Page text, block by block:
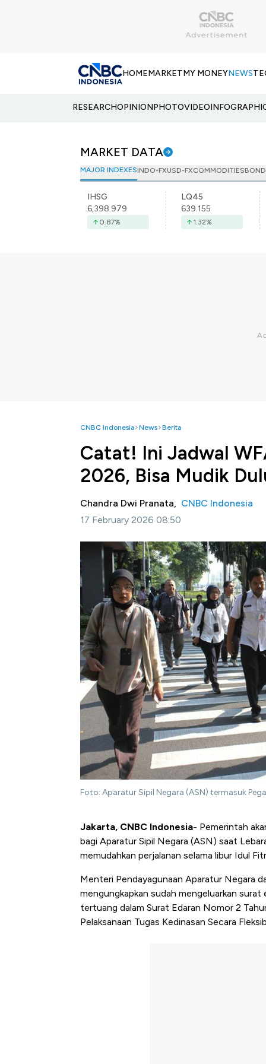
HOMEMARKETMY MONEYNEWS
RESEARCHOPINIONPHOTOVIDEO
MARKET DATA
MAJOR INDEXESINDO-FXUSD-FXCOMMODITIES
IHSG
6,398.979
0.87%
LQ45
639.155
1.32%
CNBC Indonesia News Berita
Catat! Ini Jadwal
2026, Bisa Mudik
Chandra Dwi Pranata, CNBC Indonesia
17 February 2026 08:50
Foto: Aparatur Sipil Negara (ASN) termasuk
Jakarta, CNBC Indonesia- Pemerintah
bagi Aparatur Sipil Negara (ASN) saat
memudahkan perjalanan selama libur Idul
Menteri Pendayagunaan Aparatur Negara
mengungkapkan sudah mengeluarkan
tertuang dalam Surat Edaran Nomor 2
Pelaksanaan Tugas Kedinasan Secara